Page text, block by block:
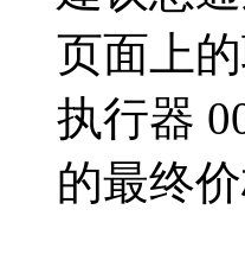
00-15/
合法性
不通知